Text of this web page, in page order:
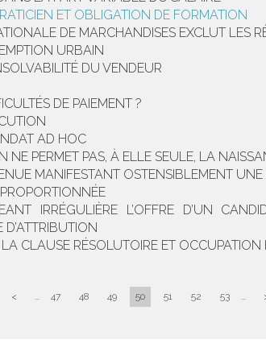
ET OBLIGATION DE FORMATION
DE MARCHANDISES EXCLUT LES
URBAIN
DU VENDEUR
DE PAIEMENT ?
AD HOC
PERMET PAS, À ELLE SEULE, LA
MANIFESTANT OSTENSIBLEMENT
IRRÉGULIÈRE L’OFFRE D’UN
CLAUSE RÉSOLUTOIRE ET OCCUPATION
< ... 47 48 49 50 51 52 53 ...